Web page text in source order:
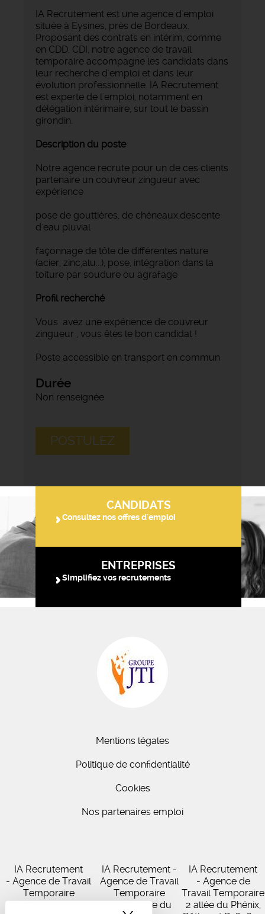
IA Recrutement est une agence d'emploi
située à Eysines, près de Bordeaux.
Proposant des contrats en intérim, comme
en CDD, CDI, notre agence de travail
temporaire accompagne les candidats dans
leur recherche d'emploi et dans leur
évolution professionnelle. IA Recrutement
est experte de l'emploi, notamment en
délégation intérimaire, sur tout le bassin
girondin.
Description du poste
Notre agence recrute pour un de ces clients
partenaire un couvreur zingueur avec
expérience
pose de gouttières, de chéneaux,descente
d'eau pluvial
façonnage de tôle de différentes nature
(acier, zinc,alu...), pose, intégration dans la
toiture par soudure ou agrafage
Profil recherché
Vous avez une expérience de couvreur
zingueur , vous êtes le bon candidat !
Poste accessible en transport en commun
Durée
Non renseignée
POSTULEZ
CANDIDATS
Consultez nos offres d'emploi
ENTREPRISES
Simplifiez vos recrutements
Mentions légales
Politique de confidentialité
Cookies
Nos partenaires emploi
IA Recrutement
- Agence de Travail
Temporaire
IA Recrutement -
Agence de Travail
Temporaire
102 Avenue du
IA Recrutement
- Agence de
Travail Temporaire
2 allée du Phénix,